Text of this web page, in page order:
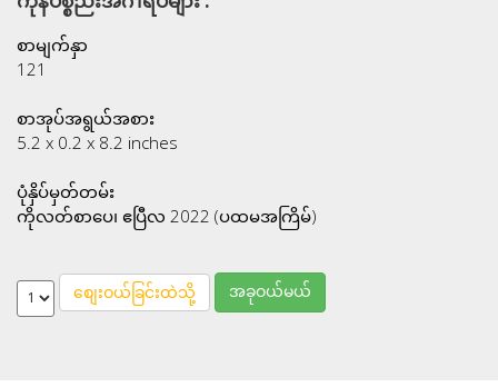
စာမျက်နှာ
121
စာအုပ်အရွယ်အစား
5.2 x 0.2 x 8.2 inches
ပုံနှိပ်မှတ်တမ်း
ကိုလတ်စာပေ၊ ဧပြီလ 2022 (ပထမအကြိမ်)
စျေးဝယ်ခြင်းထဲသို့ အခုဝယ်မယ်